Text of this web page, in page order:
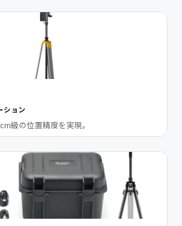
ション
級の位置精度を実現。